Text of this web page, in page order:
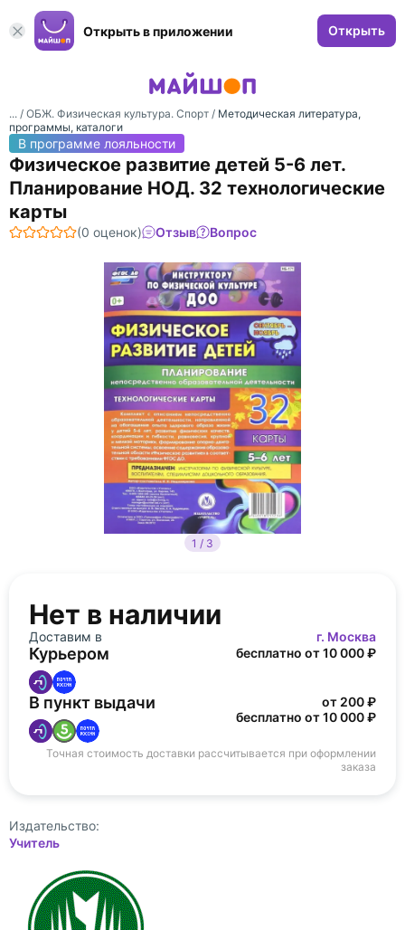
Открыть в приложении Открыть
... / ОБЖ. Физическая культура. Спорт / Методическая литература,
программы, каталоги
В программе лояльности
Физическое развитие детей 5-6 лет.
Планирование НОД. 32 технологические
карты
(0 оценок) Отзыв Вопрос
1 / 3
Нет в наличии
Доставим в г. Москва
Курьером бесплатно от 10 000 ₽
В пункт выдачи
от 200 ₽
бесплатно от 10 000 ₽
Точная стоимость доставки рассчитывается при оформлении
заказа
Издательство:
Учитель